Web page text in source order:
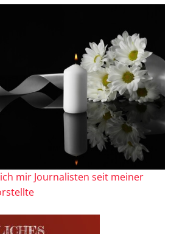
mir Journalisten seit meiner